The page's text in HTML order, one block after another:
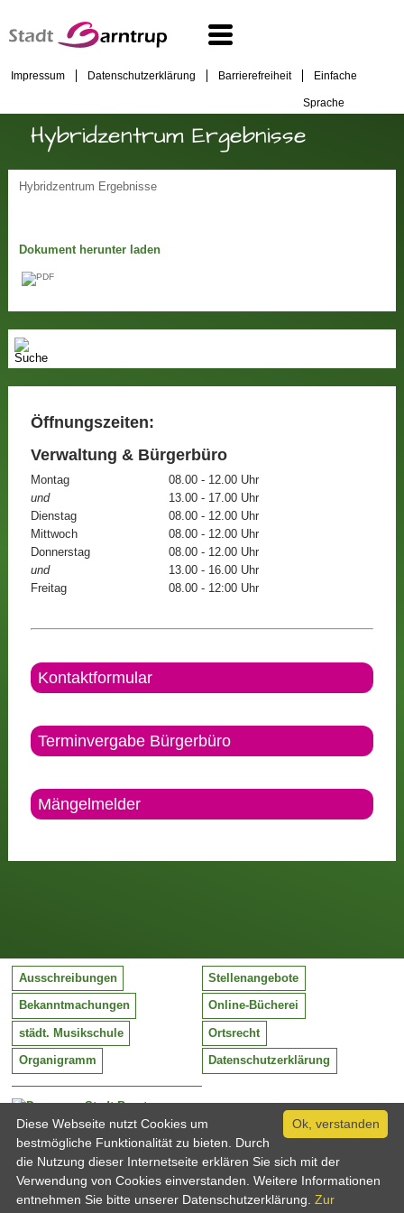
Impressum Datenschutzerklärung Barrierefreiheit Einfache
Sprache
Hybridzentrum Ergebnisse
Hybridzentrum Ergebnisse
Dokument herunter laden
Öffnungszeiten:
Verwaltung & Bürgerbüro
Montag
08.00 - 12.00 Uhr
und
13.00 - 17.00 Uhr
Dienstag
08.00 - 12.00 Uhr
Mittwoch
08.00 - 12.00 Uhr
Donnerstag
08.00 - 12.00 Uhr
und
13.00 - 16.00 Uhr
Freitag
08.00 - 12:00 Uhr
Kontaktformular
Terminvergabe Bürgerbüro
Mängelmelder
Stadt Barntrup
Mittelstraße 38
32683 Barntrup
Tel:
Email:
05263 / 409-0
info@barntrup.de
Ausschreibungen Stellenangebote
Bekanntmachungen Online-Bücherei
städt. Musikschule Ortsrecht
Organigramm Datenschutzerklärung
Ok, verstanden
Diese Webseite nutzt Cookies um
bestmögliche Funktionalität zu bieten. Durch
die Nutzung dieser Internetseite erklären Sie sich mit der
Verwendung von Cookies einverstanden. Weitere Informationen
entnehmen Sie bitte unserer Datenschutzerklärung. Zur